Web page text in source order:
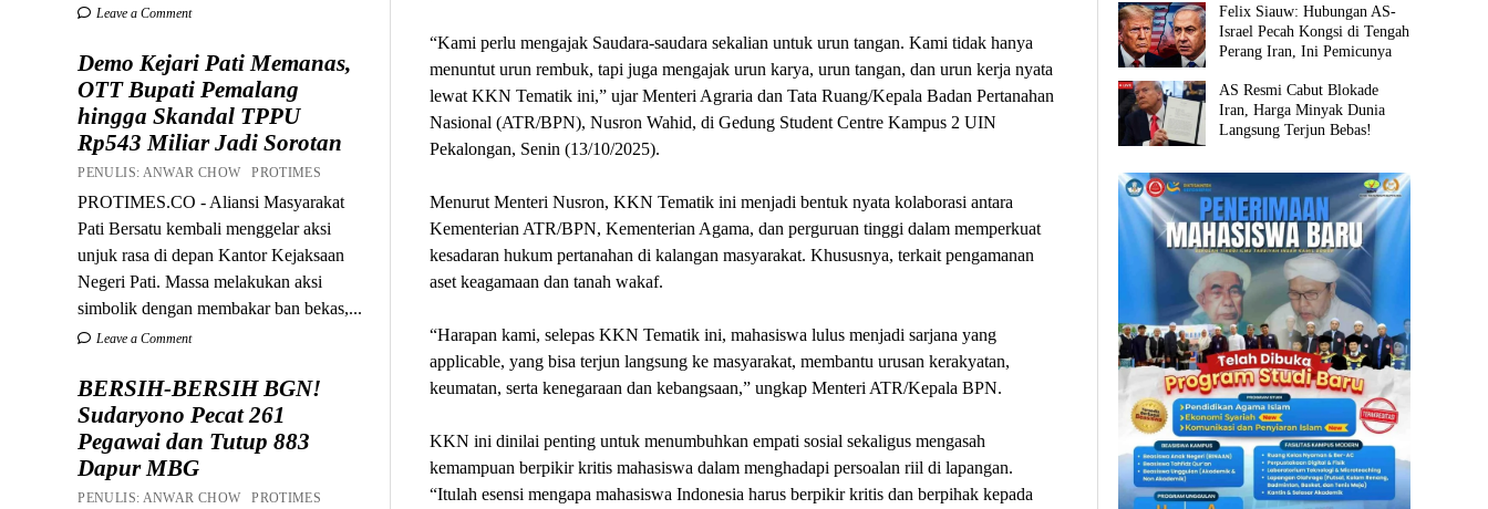
Leave a Comment
Demo Kejari Pati Memanas,
OTT Bupati Pemalang
hingga Skandal TPPU
Rp543 Miliar Jadi Sorotan
PENULIS: ANWAR CHOW PROTIMES
PROTIMES.CO - Aliansi Masyarakat
Pati Bersatu kembali menggelar aksi
unjuk rasa di depan Kantor Kejaksaan
Negeri Pati. Massa melakukan aksi
simbolik dengan membakar ban bekas,...
Leave a Comment
BERSIH-BERSIH BGN!
Sudaryono Pecat 261
Pegawai dan Tutup 883
Dapur MBG
PENULIS: ANWAR CHOW PROTIMES
“Kami perlu mengajak Saudara-saudara sekalian untuk urun tangan. Kami tidak hanya
menuntut urun rembuk, tapi juga mengajak urun karya, urun tangan, dan urun kerja nyata
lewat KKN Tematik ini,” ujar Menteri Agraria dan Tata Ruang/Kepala Badan Pertanahan
Nasional (ATR/BPN), Nusron Wahid, di Gedung Student Centre Kampus 2 UIN
Pekalongan, Senin (13/10/2025).
Menurut Menteri Nusron, KKN Tematik ini menjadi bentuk nyata kolaborasi antara
Kementerian ATR/BPN, Kementerian Agama, dan perguruan tinggi dalam memperkuat
kesadaran hukum pertanahan di kalangan masyarakat. Khususnya, terkait pengamanan
aset keagamaan dan tanah wakaf.
“Harapan kami, selepas KKN Tematik ini, mahasiswa lulus menjadi sarjana yang
applicable, yang bisa terjun langsung ke masyarakat, membantu urusan kerakyatan,
keumatan, serta kenegaraan dan kebangsaan,” ungkap Menteri ATR/Kepala BPN.
KKN ini dinilai penting untuk menumbuhkan empati sosial sekaligus mengasah
kemampuan berpikir kritis mahasiswa dalam menghadapi persoalan riil di lapangan.
“Itulah esensi mengapa mahasiswa Indonesia harus berpikir kritis dan berpihak kepada
Felix Siauw: Hubungan AS-
Israel Pecah Kongsi di Tengah
Perang Iran, Ini Pemicunya
AS Resmi Cabut Blokade
Iran, Harga Minyak Dunia
Langsung Terjun Bebas!